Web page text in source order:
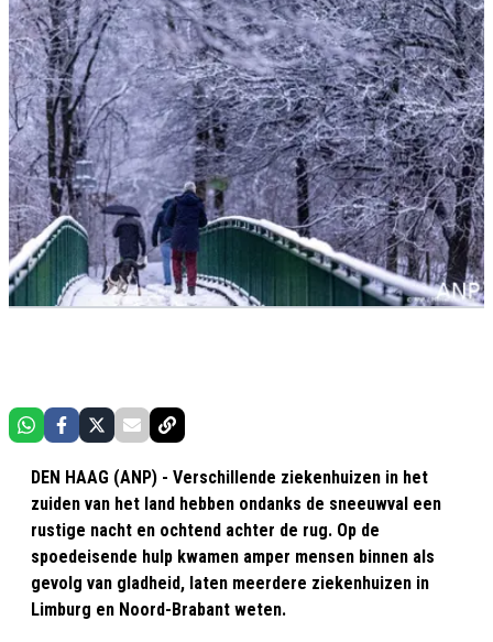
DEN HAAG (ANP) - Verschillende ziekenhuizen in het
zuiden van het land hebben ondanks de sneeuwval een
rustige nacht en ochtend achter de rug. Op de
spoedeisende hulp kwamen amper mensen binnen als
gevolg van gladheid, laten meerdere ziekenhuizen in
Limburg en Noord-Brabant weten.